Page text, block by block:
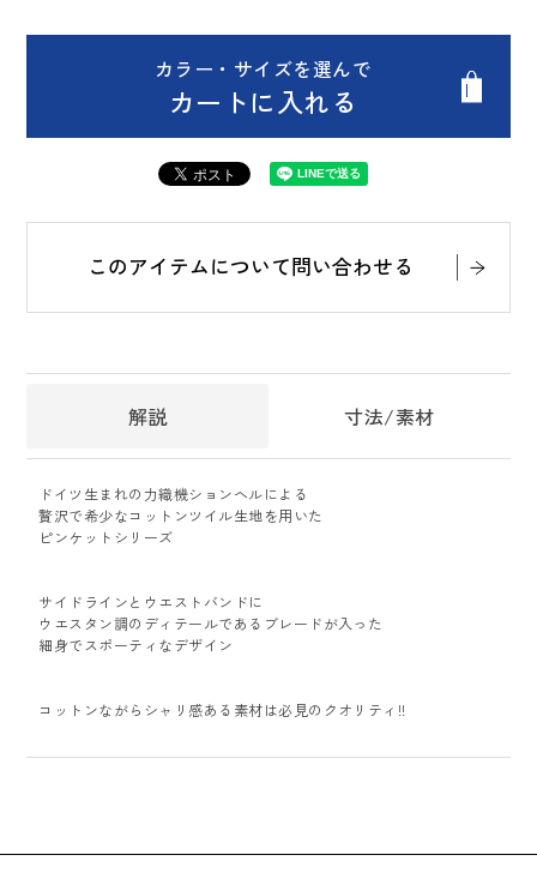
カラー・サイズを選んで
カートに入れる
このアイテムについて問い合わせる
解説 寸法/素材
ドイツ生まれの力織機ションヘルによる
贅沢で希少なコットンツイル生地を用いた
ピンケットシリーズ
サイドラインとウエストバンドに
ウエスタン調のディテールであるブレードが入った
細身でスポーティなデザイン
コットンながらシャリ感ある素材は必見のクオリティ!!